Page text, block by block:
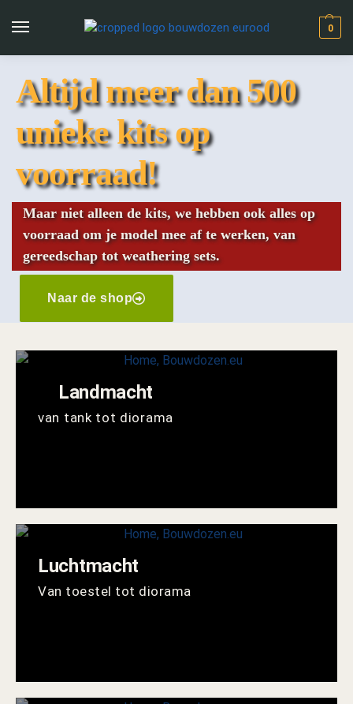
0
Altijd meer dan 500
unieke kits op
voorraad!
Maar niet alleen de kits, we hebben ook alles op
voorraad om je model mee af te werken, van
gereedschap tot weathering sets.
Naar de shop
Landmacht
van tank tot diorama
Luchtmacht
Van toestel tot diorama